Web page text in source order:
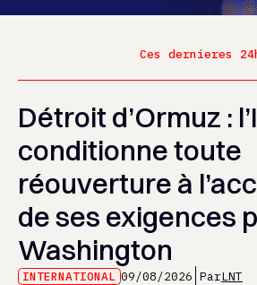
Ces dernieres
Détroit d’Ormuz :
conditionne toute
réouverture à
de ses exigences
Washington
INTERNATIONAL 09/08/2026 ParLNT